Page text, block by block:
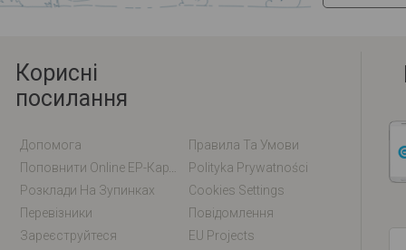
Корисні
посилання
Допомога
Правила Та Умови
Polityka Prywatności
Розклади На Зупинках
Cookies Settings
Перевізники
Повідомлення
Зареєструйтеся
EU Projects